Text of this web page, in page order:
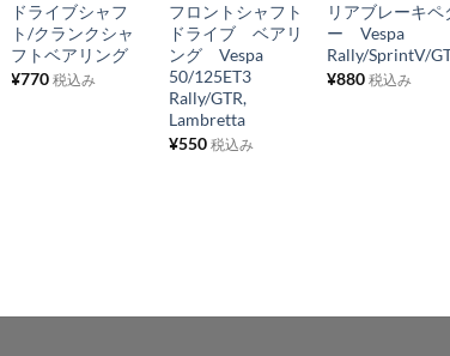
入
り
リ
ドライブシャフ
ト/クランクシャ
フトベアリング
¥770 税込み
入
り
リ
ト
フロントシャフト
ドライブ ベアリ
ング Vespa
50/125ET3
Rally/GTR,
Lambretta
¥550 税込み
入
り
リ
リアブレーキペ
ー Vespa
Rally/SprintV/
¥880 税込み